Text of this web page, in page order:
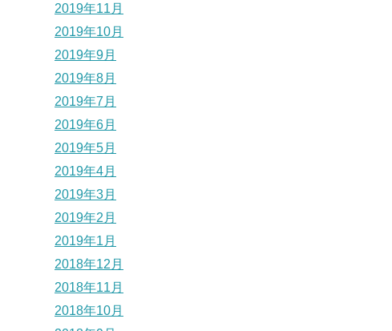
2019年11月
2019年10月
2019年9月
2019年8月
2019年7月
2019年6月
2019年5月
2019年4月
2019年3月
2019年2月
2019年1月
2018年12月
2018年11月
2018年10月